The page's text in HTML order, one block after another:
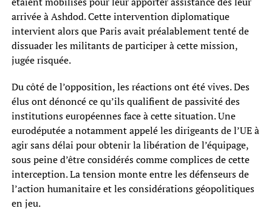
arrivée à Ashdod. Cette intervention diplomatique
intervient alors que Paris avait préalablement tenté de
dissuader les militants de participer à cette mission,
jugée risquée.
Du côté de l’opposition, les réactions ont été vives. Des
élus ont dénoncé ce qu’ils qualifient de passivité des
institutions européennes face à cette situation. Une
eurodéputée a notamment appelé les dirigeants de l’UE à
agir sans délai pour obtenir la libération de l’équipage,
sous peine d’être considérés comme complices de cette
interception. La tension monte entre les défenseurs de
l’action humanitaire et les considérations géopolitiques
en jeu.